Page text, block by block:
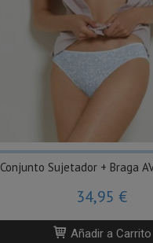
Conjunto Sujetador + Braga
34,95 €
Añadir a Carrito